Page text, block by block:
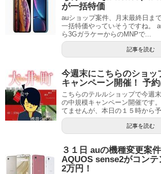
が一括特価
auショップ案件、月末最終日ま
一括特価やっていそうですね。
ら3GガラケーからのMNPで...
記事を読む
今週末にこちらのショッ
キャンペーン開催！ 予
こちらのテルルショップで今週
の中規模キャンペーン開催です
てませんが、本日の１５時から
記事を読む
３１日 auの機種変更案
AQUOS sense2がコン
2万円！